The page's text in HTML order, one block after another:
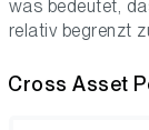
was bedeutet,
relativ begrenzt
Cross Asset